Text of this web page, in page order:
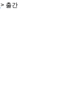
> 출간